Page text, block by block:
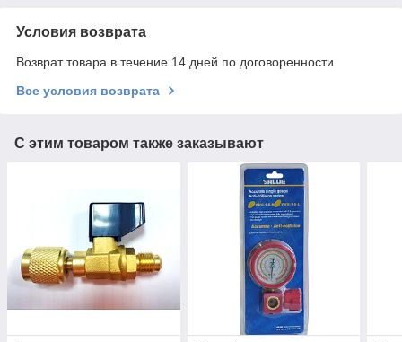
Условия возврата
Возврат товара в течение 14 дней по договоренности
Все условия возврата
С этим товаром также заказывают